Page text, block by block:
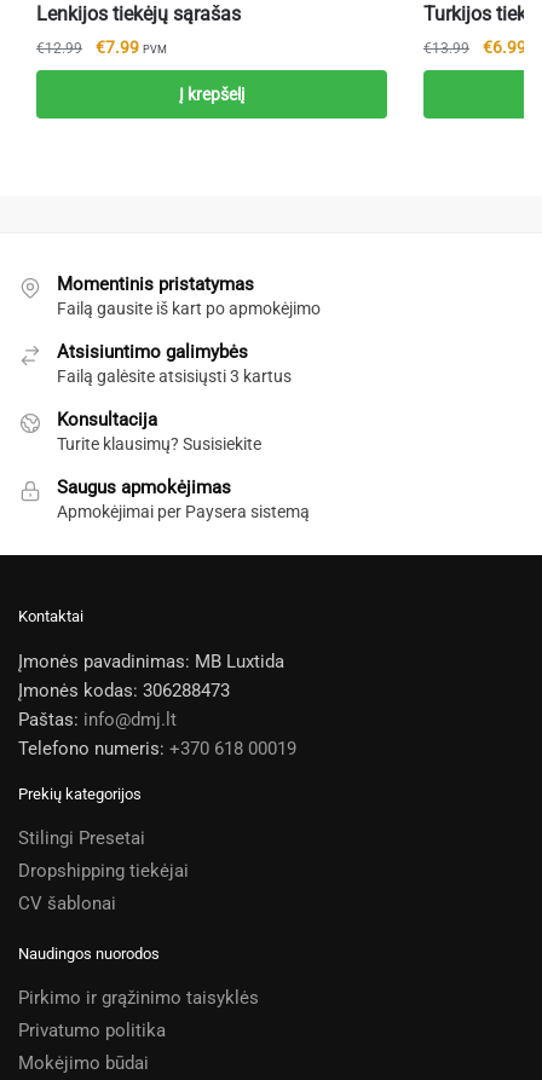
Lenkijos tiekėjų sąrašas
€12.99
Original
price
€7.99Current
price
PVM
Į krepšelį
Turkijos
€13.99
Original
price
€6.99
Momentinis pristatymas
Failą gausite iš kart po apmokėjimo
Atsisiuntimo galimybės
Failą galėsite atsisiųsti 3 kartus
Konsultacija
Turite klausimų? Susisiekite
Saugus apmokėjimas
Apmokėjimai per Paysera sistemą
Kontaktai
Įmonės pavadinimas: MB Luxtida
Įmonės kodas: 306288473
Paštas: info@dmj.lt
Telefono numeris: +370 618 00019
Prekių kategorijos
Stilingi Presetai
Dropshipping tiekėjai
CV šablonai
Naudingos nuorodos
Pirkimo ir grąžinimo taisyklės
Privatumo politika
Mokėjimo būdai